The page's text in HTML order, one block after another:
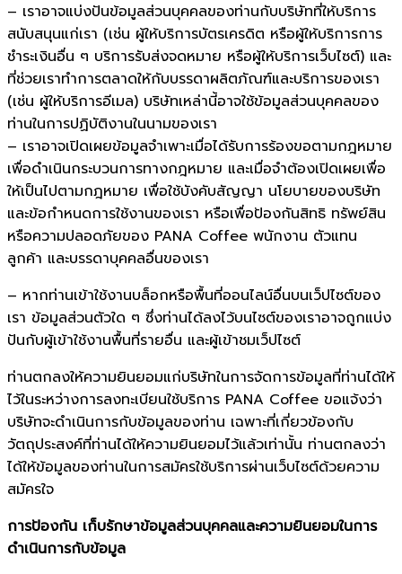
– เราอาจแบ่งปันข้อมูลส่วนบุคคลของท่านกับบริษัทที่ให้บริการ
สนับสนุนแก่เรา (เช่น ผู้ให้บริการบัตรเครดิต หรือผู้ให้บริการการ
ชำระเงินอื่น ๆ บริการรับส่งจดหมาย หรือผู้ให้บริการเว็บไซต์) และ
ที่ช่วยเราทำการตลาดให้กับบรรดาผลิตภัณฑ์และบริการของเรา
(เช่น ผู้ให้บริการอีเมล) บริษัทเหล่านี้อาจใช้ข้อมูลส่วนบุคคลของ
ท่านในการปฏิบัติงานในนามของเรา
– เราอาจเปิดเผยข้อมูลจำเพาะเมื่อได้รับการร้องขอตามกฎหมาย
เพื่อดำเนินกระบวนการทางกฎหมาย และเมื่อจำต้องเปิดเผยเพื่อ
ให้เป็นไปตามกฎหมาย เพื่อใช้บังคับสัญญา นโยบายของบริษัท
และข้อกำหนดการใช้งานของเรา หรือเพื่อป้องกันสิทธิ ทรัพย์สิน
หรือความปลอดภัยของ PANA Coffee พนักงาน ตัวแทน
ลูกค้า และบรรดาบุคคลอื่นของเรา
– หากท่านเข้าใช้งานบล็อกหรือพื้นที่ออนไลน์อื่นบนเว็ปไซต์ของ
เรา ข้อมูลส่วนตัวใด ๆ ซึ่งท่านได้ลงไว้บนไซต์ของเราอาจถูกแบ่ง
ปันกับผู้เข้าใช้งานพื้นที่รายอื่น และผู้เข้าชมเว็ปไซต์
ท่านตกลงให้ความยินยอมแก่บริษัทในการจัดการข้อมูลที่ท่านได้ให้
ไว้ในระหว่างการลงทะเบียนใช้บริการ PANA Coffee ขอแจ้งว่า
บริษัทจะดำเนินการกับข้อมูลของท่าน เฉพาะที่เกี่ยวข้องกับ
วัตถุประสงค์ที่ท่านได้ให้ความยินยอมไว้แล้วเท่านั้น ท่านตกลงว่า
ได้ให้ข้อมูลของท่านในการสมัครใช้บริการผ่านเว็บไซต์ด้วยความ
สมัครใจ
การป้องกัน เก็บรักษาข้อมูลส่วนบุคคลและความยินยอมในการ
ดำเนินการกับข้อมูล